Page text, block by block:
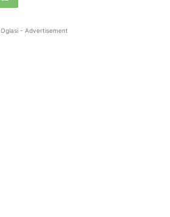
Oglasi - Advertisement